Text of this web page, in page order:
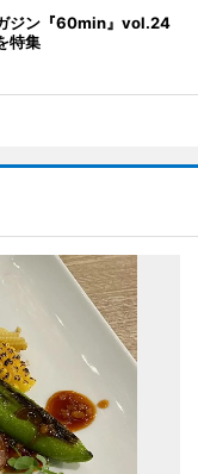
ジン『60min』vol.24
特集